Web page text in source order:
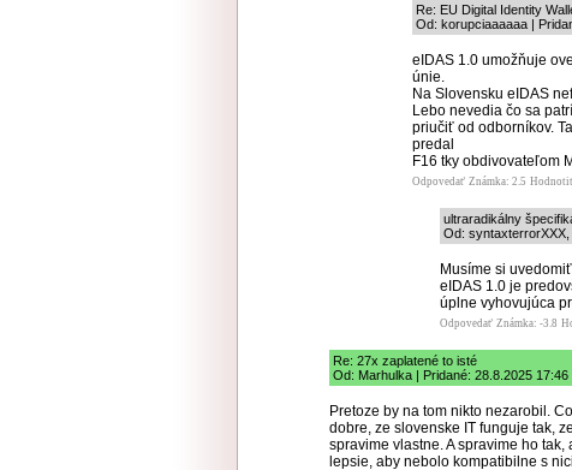
Re: EU Digital Identity
Od: korupciaaaaaa |
eIDAS 1.0 umožňuje
únie.
Na Slovensku eIDAS
Lebo nevedia čo sa
priučiť od odborníkov.
predal
F16 tky obdivovateľom
Odpovedať Známka: 2.5
ultraradikálny
Od:
Musíme si
eIDAS 1.0 je
úplne vyhovujúca
Odpovedať Známka: -3.8
Re: 27x zaplatené to isté
Od: Marhulka | Pridané: 28.8.2025 17:46
Pretoze by na tom nikto nezarobil.
dobre, ze slovenske IT funguje tak,
spravime vlastne. A spravime ho
lepsie, aby nebolo kompatibilne s